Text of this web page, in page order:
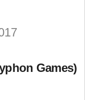
Games)